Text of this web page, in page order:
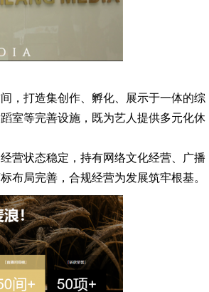
，打造集创作、孵化、展示于一体的综
室等完善设施，既为艺人提供多元化休
营状态稳定，持有网络文化经营、广播
布局完善，合规经营为发展筑牢根基。